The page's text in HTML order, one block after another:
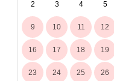
2 3 4 5
9 10 11 12
16 17 18 19
23 24 25 26